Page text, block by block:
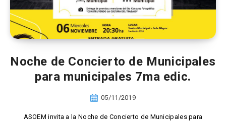
Noche de Concierto de Municipales
para municipales 7ma edic.
05/11/2019
ASOEM invita a la Noche de Concierto de Municipales para